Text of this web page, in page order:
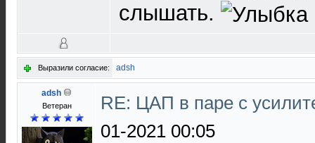
слышать.
Выразили согласие: adsh
adsh
Ветеран
RE: ЦАП в паре с
01-2021 00:05